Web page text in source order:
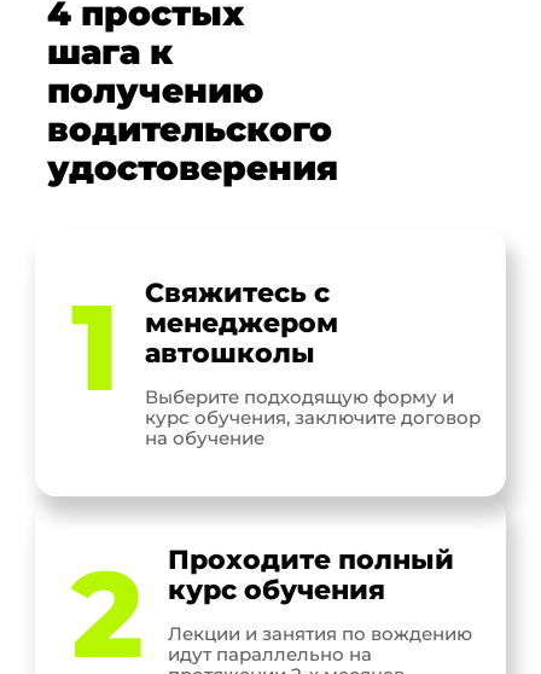
4 простых
шага к
получению
водительского
удостоверения
1
Свяжитесь с
менеджером
автошколы
Выберите подходящую форму и
курс обучения, заключите договор
на обучение
2
Проходите полный
курс обучения
Лекции и занятия по вождению
идут параллельно на